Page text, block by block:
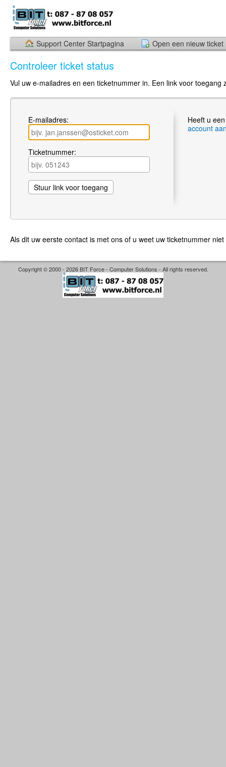
Support Center Startpagina Open een nieuw ticket
Controleer ticket status
Vul uw e-mailadres en een ticketnummer in. Een link voor
E-mailadres:
Ticketnummer:
Heeft u
account
Als dit uw eerste contact is met ons of u weet uw ticketnummer
Copyright © 2000 - 2026 BIT Force - Computer Solutions - All rights reserved.